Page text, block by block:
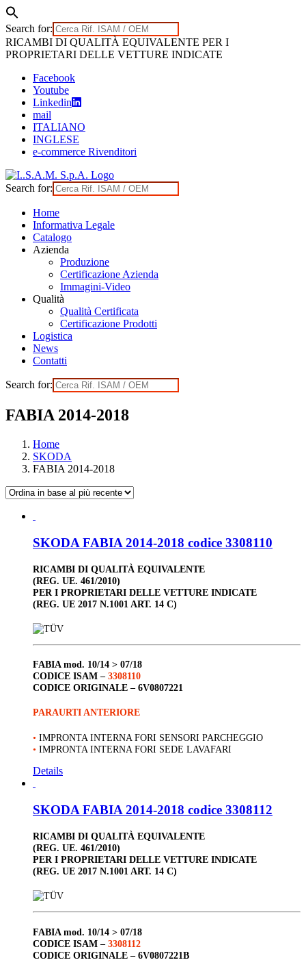
Search for:
Skip
to
RICAMBI DI QUALITÀ EQUIVALENTE PER I
PROPRIETARI DELLE VETTURE INDICATE
Facebook
Youtube
Linkedin
mail
ITALIANO
INGLESE
e-commerce Rivenditori
Search for:
Home
Informativa Legale
Catalogo
Azienda
Produzione
Certificazione Azienda
Immagini-Video
Qualità
Qualità Certificata
Certificazione Prodotti
Logistica
News
Contatti
Search for:
FABIA 2014-2018
Home
SKODA
FABIA 2014-2018
SKODA FABIA 2014-2018 codice 3308110
RICAMBI DI QUALITÀ EQUIVALENTE
(REG. UE. 461/2010)
PER I PROPRIETARI DELLE VETTURE INDICATE
(REG. UE 2017 N.1001 ART. 14 C)
FABIAmod. 10/14 > 07/18
CODICE ISAM – 3308110
CODICE ORIGINALE – 6V0807221
PARAURTI ANTERIORE
• IMPRONTA INTERNA FORI SENSORI PARCHEGGIO
• IMPRONTA INTERNA FORI SEDE LAVAFARI
Details
SKODA FABIA 2014-2018 codice 3308112
RICAMBI DI QUALITÀ EQUIVALENTE
(REG. UE. 461/2010)
PER I PROPRIETARI DELLE VETTURE INDICATE
(REG. UE 2017 N.1001 ART. 14 C)
FABIA mod. 10/14 > 07/18
CODICE ISAM – 3308112
CODICE ORIGINALE – 6V0807221B